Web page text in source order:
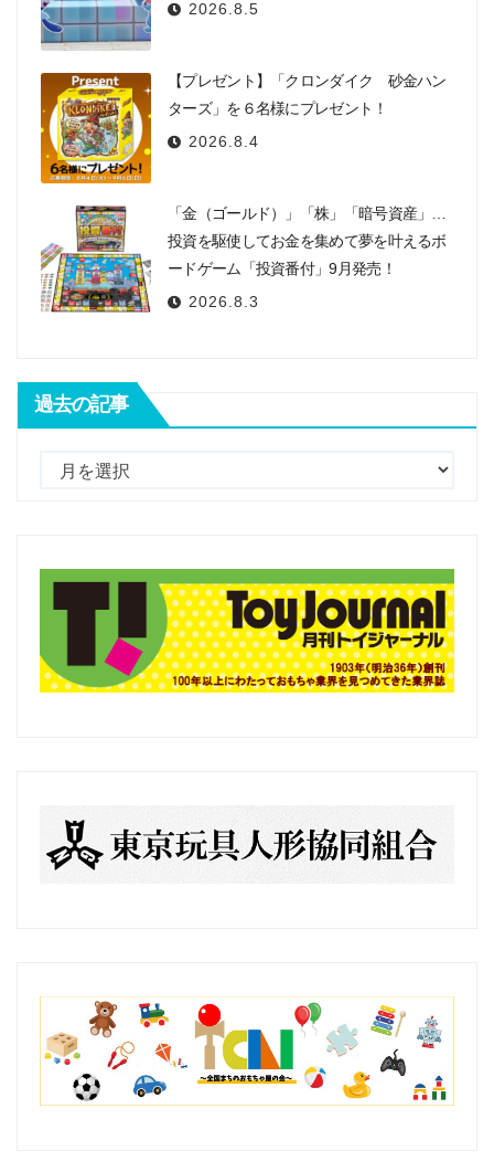
2026.8.5
【プレゼント】「クロンダイク 砂金ハン
ターズ」を６名様にプレゼント！
2026.8.4
「金（ゴールド）」「株」「暗号資産」…
投資を駆使してお金を集めて夢を叶えるボ
ードゲーム「投資番付」9月発売！
2026.8.3
過去の記事
記